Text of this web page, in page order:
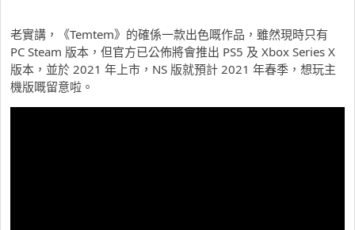
老實講，《Temtem》的確係一款出色嘅作品，雖然現時只有
PC Steam 版本，但官方已公佈將會推出 PS5 及 Xbox Series X
版本，並於 2021 年上市，NS 版就預計 2021 年春季，想玩主
機版嘅留意啦。